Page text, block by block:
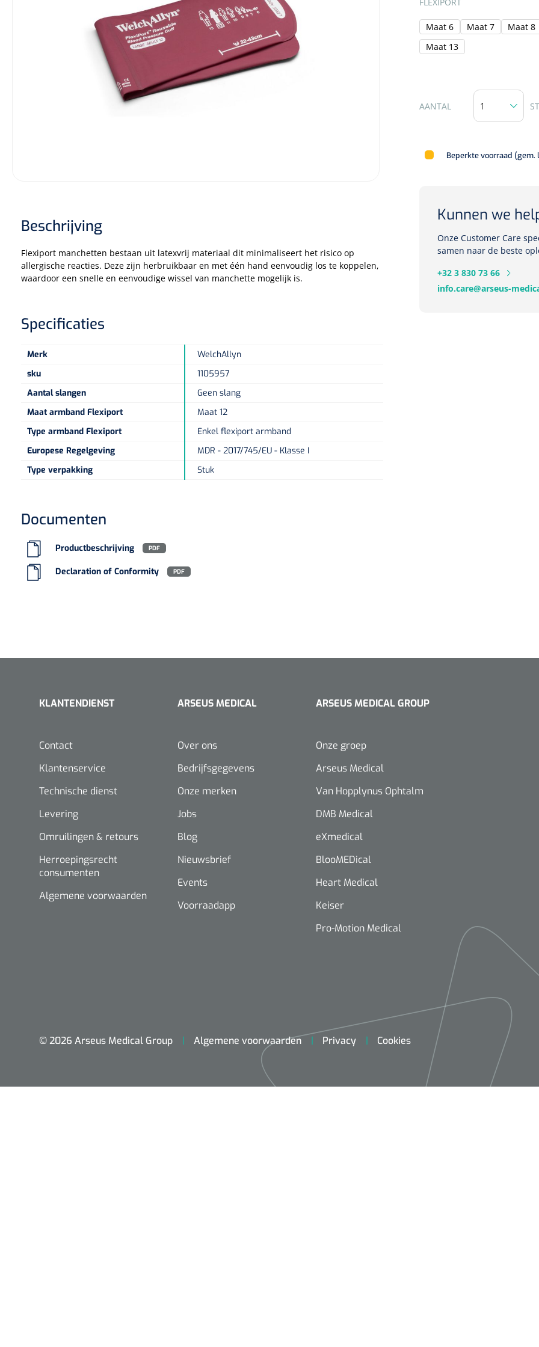
Incontinentiezorg
Injectiemateriaal
Infrastructuur
Instrumenten
Beschrijving
Flexiport manchetten bestaan uit latexvrij materiaal dit minimaliseert het risico op
allergische reacties. Deze zijn herbruikbaar en met één hand eenvoudig los te koppelen,
waardoor een snelle en eenvoudige wissel van manchette mogelijk is.
Specificaties
Merk
WelchAllyn
sku
1105957
Aantal slangen
Geen slang
Maat armband Flexiport
Maat 12
Type armband Flexiport
Enkel flexiport armband
Europese Regelgeving
MDR - 2017/745/EU - Klasse I
Type verpakking
Stuk
Documenten
Productbeschrijving PDF
Declaration of Conformity PDF
Maat 6 Maat 7
Maat 8
Maat 13
AANTAL
Beperkte voorraad
Kunnen we
Onze Customer Care
samen naar de beste
+32 3 830 73 66
info.care@arseus-
KLANTENDIENST
Contact
Klantenservice
Technische dienst
Levering
Omruilingen & retours
Herroepingsrecht
consumenten
Algemene voorwaarden
ARSEUS MEDICAL
Over ons
Bedrijfsgegevens
Onze merken
Jobs
Blog
Nieuwsbrief
Events
Voorraadapp
ARSEUS MEDICAL GROUP
Onze groep
Arseus Medical
Van Hopplynus Ophtalm
DMB Medical
eXmedical
BlooMEDical
Heart Medical
Keiser
Pro-Motion Medical
© 2026 Arseus Medical Group Algemene voorwaarden Privacy Cookies